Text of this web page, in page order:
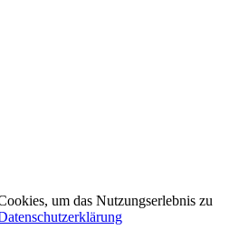
um das Nutzungserlebnis zu